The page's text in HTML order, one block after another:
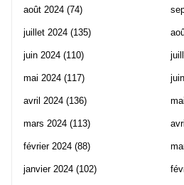
août 2024 (74)
juillet 2024 (135)
juin 2024 (110)
mai 2024 (117)
avril 2024 (136)
mars 2024 (113)
février 2024 (88)
janvier 2024 (102)